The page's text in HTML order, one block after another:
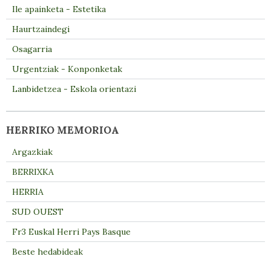
Ile apainketa - Estetika
Haurtzaindegi
Osagarria
Urgentziak - Konponketak
Lanbidetzea - Eskola orientazi
HERRIKO MEMORIOA
Argazkiak
BERRIXKA
HERRIA
SUD OUEST
Fr3 Euskal Herri Pays Basque
Beste hedabideak